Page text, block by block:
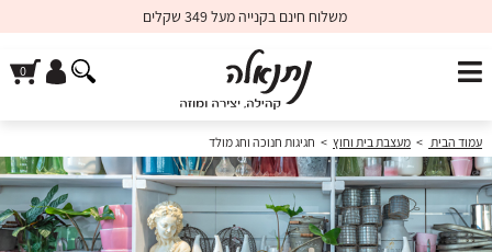
משלוח חינם בקנייה מעל 349 שקלים
עמוד הבית > מעצבת בית וחוץ > חגיגות חנוכה וחג מולד